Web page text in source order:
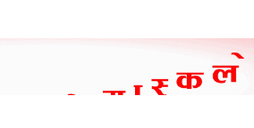
site